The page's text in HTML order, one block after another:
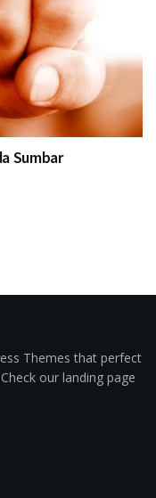
Sumbar
Themes that perfect
our landing page